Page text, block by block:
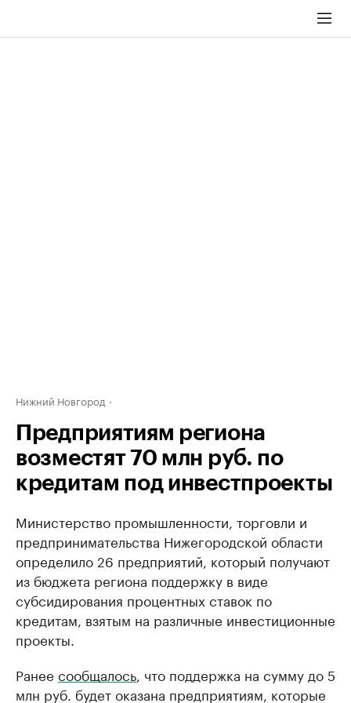
Нижний Новгород
Предприятиям региона
возместят 70 млн руб. по
кредитам под инвестпроекты
Министерство промышленности, торговли и
предпринимательства Нижегородской области
определило 26 предприятий, который получают
из бюджета региона поддержку в виде
субсидирования процентных ставок по
кредитам, взятым на различные инвестиционные
проекты.
Ранее сообщалось , что п​оддержка на сумму до 5
млн руб. будет оказана предприятиям, которые